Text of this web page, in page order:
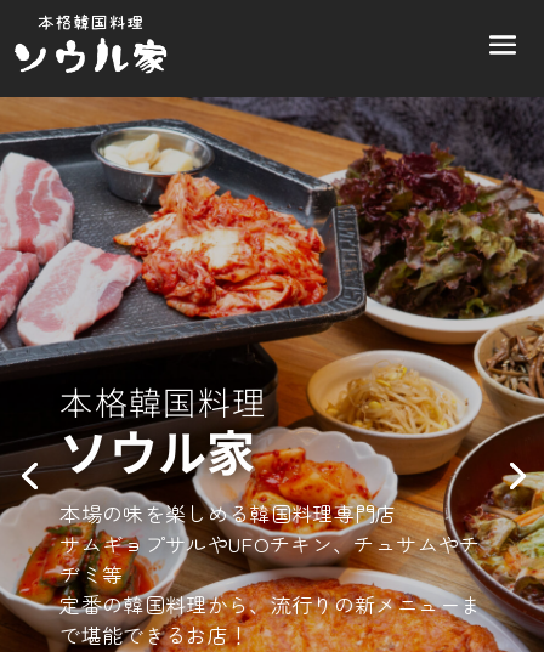
本格韓国料理
ソウル家
本場の味を楽しめる韓国料理専門店
サムギョプサルやUFOチキン、チュサムやチ
ヂミ等
定番の韓国料理から、流行りの新メニューま
で堪能できるお店！
ソウル家